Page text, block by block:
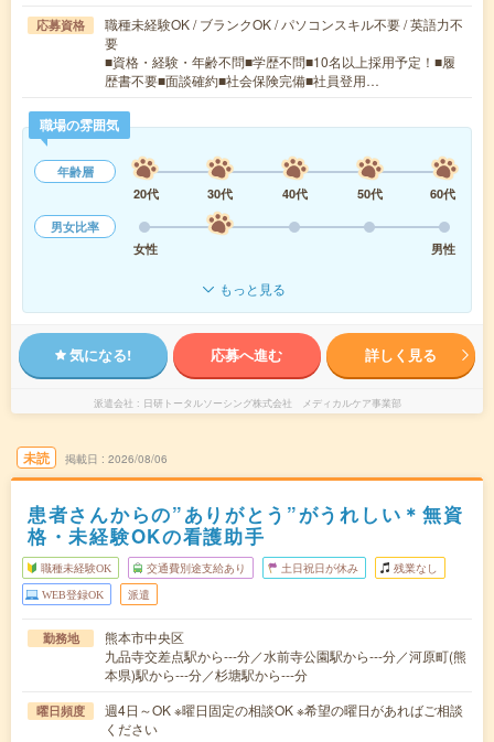
応募資格
職種未経験OK / ブランクOK / パソコンスキル不要 / 英語力不
要
■資格・経験・年齢不問■学歴不問■10名以上採用予定！■履
歴書不要■面談確約■社会保険完備■社員登用…
職場の雰囲気
年齢層
20代
30代 40代 50代
60代
男女比率
女性
男性
もっと見る
気になる! 応募へ進む 詳しく見る
派遣会社 日研トータルソーシング株式会社 メディカルケア事業部
未読 掲載日 2026/08/06
患者さんからの”ありがとう”がうれしい＊無資
格・未経験OKの看護助手
職種未経験OK 交通費別途支給あり 土日祝日が休み 残業なし
WEB登録OK 派遣
勤務地
熊本市中央区
九品寺交差点駅から---分／水前寺公園駅から---分／河原町(熊
本県)駅から---分／杉塘駅から---分
曜日頻度
週4日～OK ※曜日固定の相談OK ※希望の曜日があればご相談
ください